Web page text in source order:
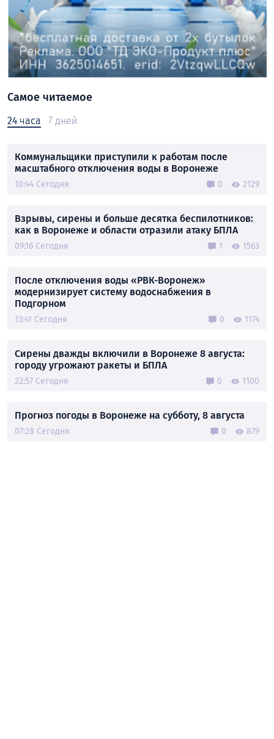
Самое читаемое
24 часа 7 дней
Коммунальщики приступили к работам после
масштабного отключения воды в Воронеже
10:44 Сегодня 0 2129
Взрывы, сирены и больше десятка беспилотников:
как в Воронеже и области отразили атаку БПЛА
09:16 Сегодня 1 1563
После отключения воды «РВК-Воронеж»
модернизирует систему водоснабжения в
Подгорном
13:41 Сегодня 0 1174
Сирены дважды включили в Воронеже 8 августа:
городу угрожают ракеты и БПЛА
22:57 Сегодня 0 1100
Прогноз погоды в Воронеже на субботу, 8 августа
07:28 Сегодня 0 879